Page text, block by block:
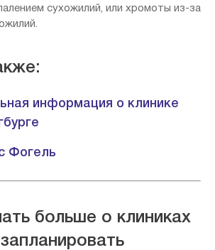
сухожилий, или хромоты из-за
информация о клинике
Фогель
больше о клиниках